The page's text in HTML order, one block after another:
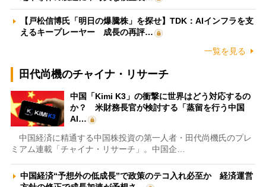
【戸松信博氏「明日の爆騰株」を探せ】TDK：AIインフラを支
えるキープレーヤー 成長の再評…
一覧を見る
田代尚機のチャイナ・リサーチ
中国「Kimi K3」の衝撃に世界はどう対応するの
か？ 米財務長官が検討する「蒸留を行う中国
AI…
中国経済に精通する中国株投資の第一人者・田代尚機氏のプレ
ミアム連載「チャイナ・リサーチ」。中国企…
中国経済“予想外の低成長”で政策のテコ入れ必至か 経済運営